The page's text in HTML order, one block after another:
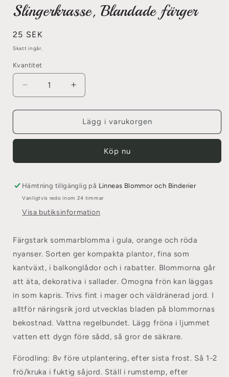
Slingerkrasse, Blandade färger
Ordinarie
pris
25 SEK
Skatt ingår.
Kvantitet
Minska
kvantitet
för
Blandade
Öka
kvantitet
för
Slingerkrasse,
Blandade
Lägg i varukorgen
Köp nu
Hämtning tillgänglig på Linneas Blommor och Binderier
Vanligtvis redo inom 24 timmar
Visa butiksinformation
Färgstark sommarblomma i gula, orange och röda
nyanser. Sorten ger kompakta plantor, fina som
kantväxt, i balkonglådor och i rabatter. Blommorna går
att äta, dekorativa i sallader. Omogna frön kan läggas
in som kapris. Trivs fint i mager och väldränerad jord. I
alltför näringsrik jord utvecklas bladen på blommornas
bekostnad. Vattna regelbundet. Lägg fröna i ljummet
vatten ett dygn före sådd, så gror de säkrare.
Förodling: 8v före utplantering, efter sista frost. Så 1-2
frö/kruka i fuktig såjord. Ställ i rumstemp, efter